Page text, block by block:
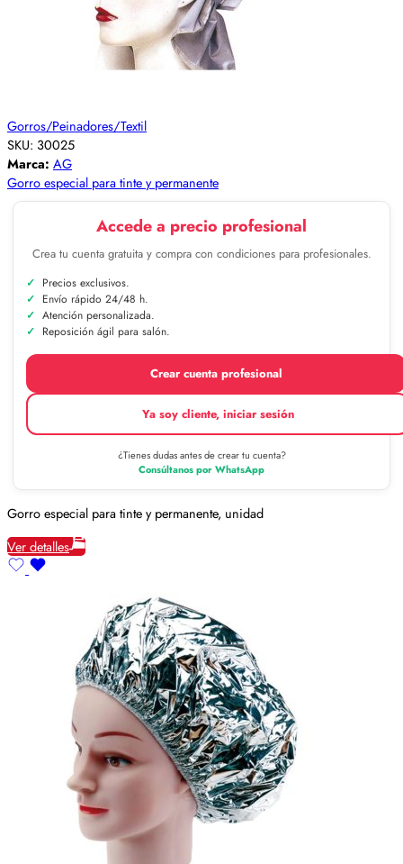
Gorros/Peinadores/Textil
SKU: 30025
Marca: AG
Gorro especial para tinte y permanente
Accede a precio profesional
Crea tu cuenta gratuita y compra con condiciones para profesionales.
Precios exclusivos.
Envío rápido 24/48 h.
Atención personalizada.
Reposición ágil para salón.
Crear cuenta profesional
Ya soy cliente, iniciar sesión
¿Tienes dudas antes de crear tu cuenta?
Consúltanos por WhatsApp
Gorro especial para tinte y permanente, unidad
Ver detalles